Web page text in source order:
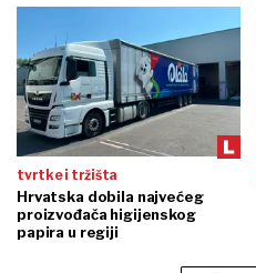
tvrtke i tržišta
Hrvatska dobila najvećeg
proizvođača higijenskog
papira u regiji